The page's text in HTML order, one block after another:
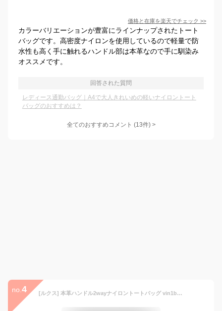
価格と在庫を楽天でチェック >>
カラーバリエーションが豊富にラインナップされたトート
バッグです。高密度ナイロンを使用しているので軽量で防
水性も高く手に触れるハンドル部は本革なので手に馴染み
オススメです。
回答された質問
レディース通勤バッグ｜A4で大人きれいめの軽いナイロントート
バッグのおすすめは？
全てのおすすめコメント (13件) >
no. 4 [ルクス] 本革ハンドル2wayナイロントートバッグ vin1b-18r004p-00s レディース レオパードグレーベージュ